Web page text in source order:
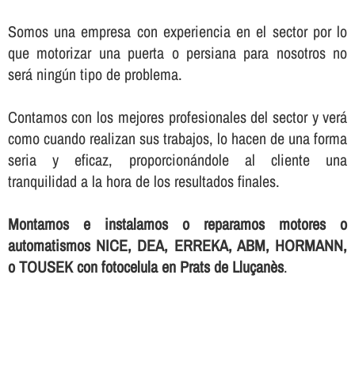
Somos una empresa con experiencia en el sector por lo
que motorizar una puerta o persiana para nosotros no
será ningún tipo de problema.
Contamos con los mejores profesionales del sector y verá
como cuando realizan sus trabajos, lo hacen de una forma
seria y eficaz, proporcionándole al cliente una
tranquilidad a la hora de los resultados finales.
Montamos e instalamos o reparamos motores o
automatismos NICE, DEA, ERREKA, ABM, HORMANN,
o TOUSEK con fotocelula en Prats de Lluçanès.